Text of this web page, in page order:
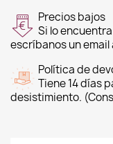
Precios bajos
Si lo
escríbanos un
Política de
Tiene 14 días
desistimiento.